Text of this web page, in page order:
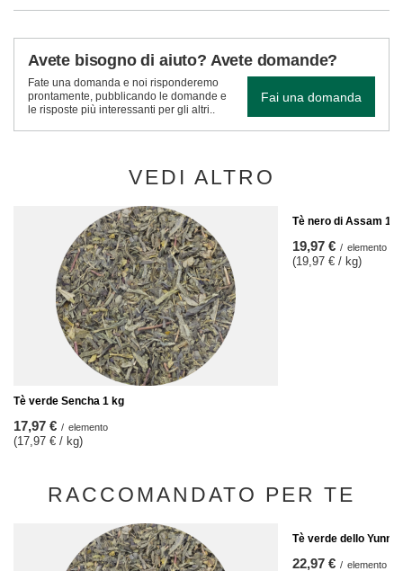
Avete bisogno di aiuto? Avete domande?
Fate una domanda e noi risponderemo
prontamente, pubblicando le domande e
le risposte più interessanti per gli altri..
Fai una domanda
VEDI ALTRO
Tè verde Sencha 1 kg
17,97 € / elemento
(17,97 € / kg)
Tè nero di Assam 1
19,97 € / elemento
(19,97 € / kg)
RACCOMANDATO PER TE
Tè verde dello
22,97 € / elemento